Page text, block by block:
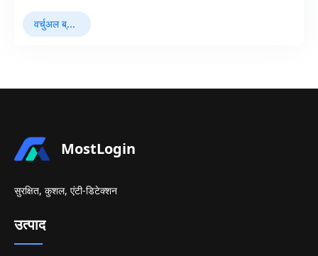
वर्चुअल ब्राउज़र
MostLogin
सुरक्षित, कुशल, एंटी-डिटेक्शन
उत्पाद